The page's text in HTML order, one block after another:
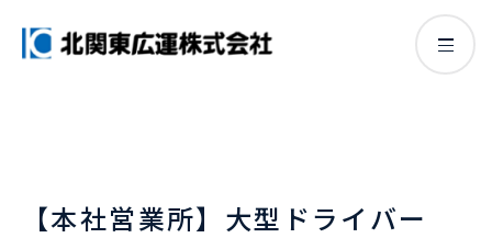
【本社営業所】大型ドライバー